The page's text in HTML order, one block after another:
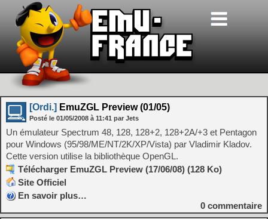
[Ordi.] EmuZGL Preview (01/05)
Posté le 01/05/2008 à 11:41 par Jets
Un émulateur Spectrum 48, 128, 128+2, 128+2A/+3 et Pentagon
pour Windows (95/98/ME/NT/2K/XP/Vista) par Vladimir Kladov.
Cette version utilise la bibliothèque OpenGL.
Télécharger EmuZGL Preview (17/06/08) (128 Ko)
Site Officiel
En savoir plus…
0 commentaire